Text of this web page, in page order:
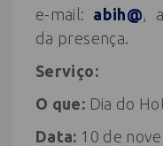
e-mail: abih@ ,
da presença.
Serviço:
O que: Dia do
Data: 10 de